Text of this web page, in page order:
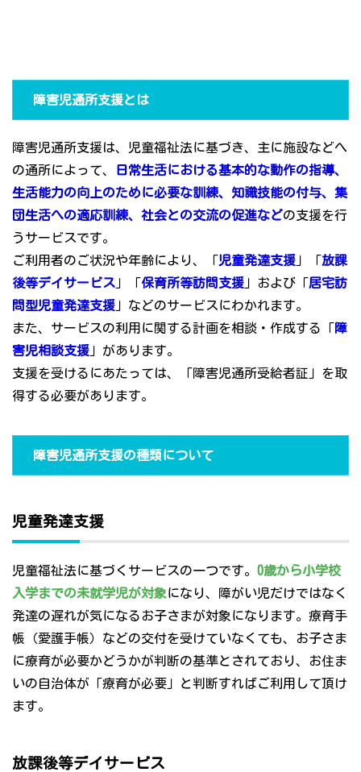
障害児通所支援とは
障害児通所支援は、児童福祉法に基づき、主に施設などへ
の通所によって、
日常生活における基本的な動作の指導、
生活能力の向上のために必要な訓練、知識技能の付与、集
団生活への適応訓練、社会との交流の促進などの支援を行
うサービスです。
ご利用者のご状況や年齢により、「児童発達支援 」「放課
後等デイサービス 」「保育所等訪問支援 」および「居宅訪
問型児童発達支援 」などのサービスにわかれます。
また、サービスの利用に関する計画を相談・作成する「障
害児相談支援 」があります。
支援を受けるにあたっては、「障害児通所受給者証」を取
得する必要があります。
障害児通所支援の種類について
児童発達支援
児童福祉法に基づくサービスの一つです。 0歳から小学校
入学までの未就学児が対象になり、障がい児だけではなく
発達の遅れが気になるお子さまが対象になります。療育手
帳（愛護手帳）などの交付を受けていなくても、お子さま
に療育が必要かどうかが判断の基準とされており、お住ま
いの自治体が「療育が必要」と判断すればご利用して頂け
ます。
放課後等デイサービス